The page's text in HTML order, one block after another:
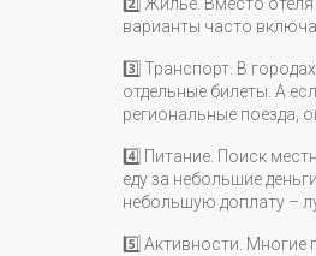
варианты часто
3️⃣ Транспорт. В
отдельные билеты. А
региональные поезда,
4️⃣ Питание. Поиск
еду за небольшие
небольшую доплату –
5️⃣ Активности. Многие